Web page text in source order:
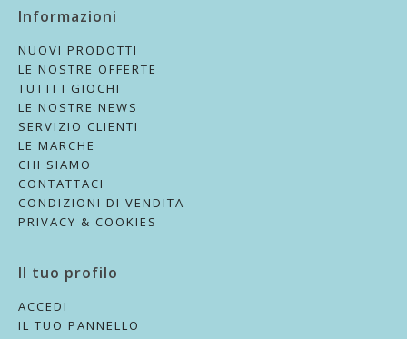
Informazioni
NUOVI PRODOTTI
LE NOSTRE OFFERTE
TUTTI I GIOCHI
LE NOSTRE NEWS
SERVIZIO CLIENTI
LE MARCHE
CHI SIAMO
CONTATTACI
CONDIZIONI DI VENDITA
PRIVACY & COOKIES
Il tuo profilo
ACCEDI
IL TUO PANNELLO